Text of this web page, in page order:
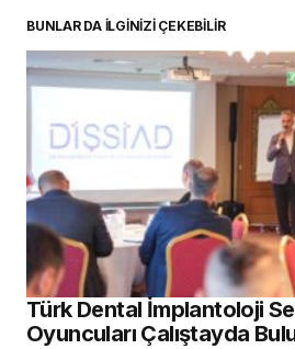
BUNLAR DA İLGİNİZİ ÇEKEBİLİR
Türk Dental İmplantoloji
Oyuncuları Çalıştayda